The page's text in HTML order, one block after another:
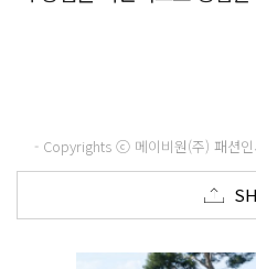
- Copyrights ⓒ 메이비원(주) 패션